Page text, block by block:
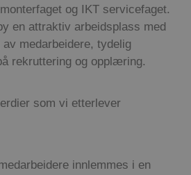
og IKT servicefaget.
en attraktiv arbeidsplass med
medarbeidere, tydelig
̊ rekruttering og opplæring.
som vi etterlever
innlemmes i en